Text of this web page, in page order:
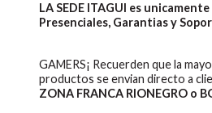
LA SEDE ITAGUI es
Presenciales, Garantias y
GAMERS¡ Recuerden que la
productos se envian directo a
ZONA FRANCA RIONEGRO o